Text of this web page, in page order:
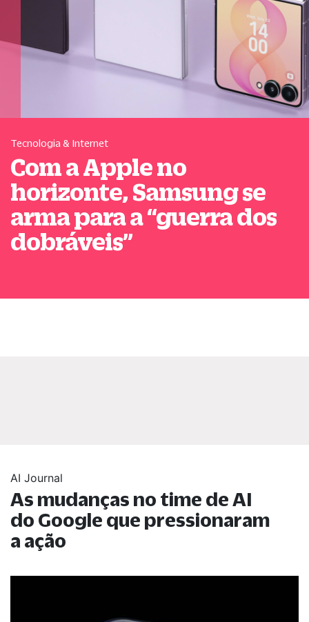
Tecnologia & Internet
Com a Apple no
horizonte, Samsung se
arma para a“guerra dos
dobráveis”
AI Journal
As mudanças no time de AI
do Google que pressionaram
a ação